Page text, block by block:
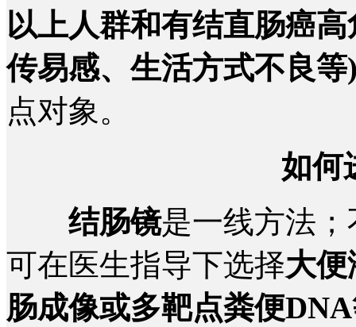
以上人群和有结直肠癌
传易感、生活方式不良等
点对象。
如何
结肠镜是一线方法
可在医生指导下选择大
肠成像或多靶点粪便